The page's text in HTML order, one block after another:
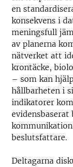
en
konsekvens i
meningsfull
av planerna
nätverket att
krontäcke,
– som kan
hållbarheten i
indikatorer
beslutsfattare.
Deltagarna